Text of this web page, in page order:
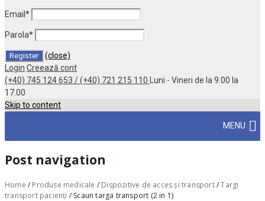
Email *
Parola*
(close)
Login Creează cont
(+40) 745 124 653 / (+40) 721 215 110
Luni - Vineri de la 9.00 la
17.00
Skip to content
MENU
Post navigation
Home / Produse medicale / Dispozitive de acces și transport/Targi
transport pacienți / Scaun targa transport (2 in 1)